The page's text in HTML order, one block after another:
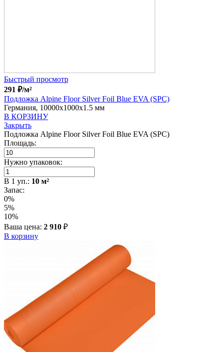
Быстрый просмотр
291 ₽/м²
Подложка Alpine Floor Silver Foil Blue EVA (SPC)
Германия, 10000x1000x1.5 мм
В КОРЗИНУ
Закрыть
Подложка Alpine Floor Silver Foil Blue EVA (SPC)
Площадь:
Нужно упаковок:
В 1 уп.: 10 м²
Запас:
0%
5%
10%
Ваша цена: 2 910 ₽
В корзину